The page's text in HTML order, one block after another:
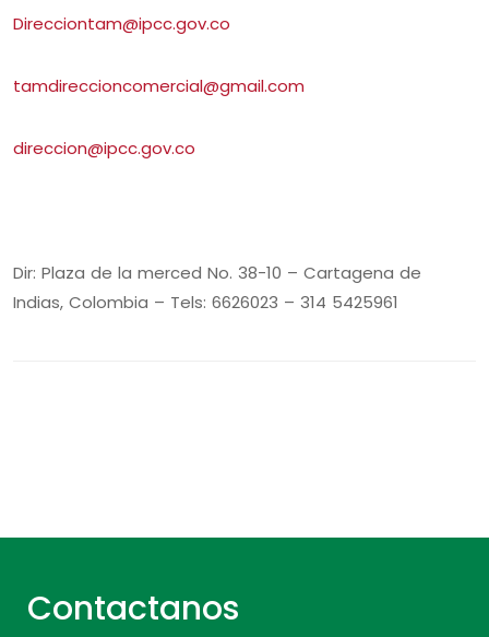
Direcciontam@ipcc.gov.co
tamdireccioncomercial@gmail.com
direccion@ipcc.gov.co
Dir: Plaza de la merced No. 38-10 – Cartagena de
Indias, Colombia – Tels: 6626023 – 314 5425961
Contactanos